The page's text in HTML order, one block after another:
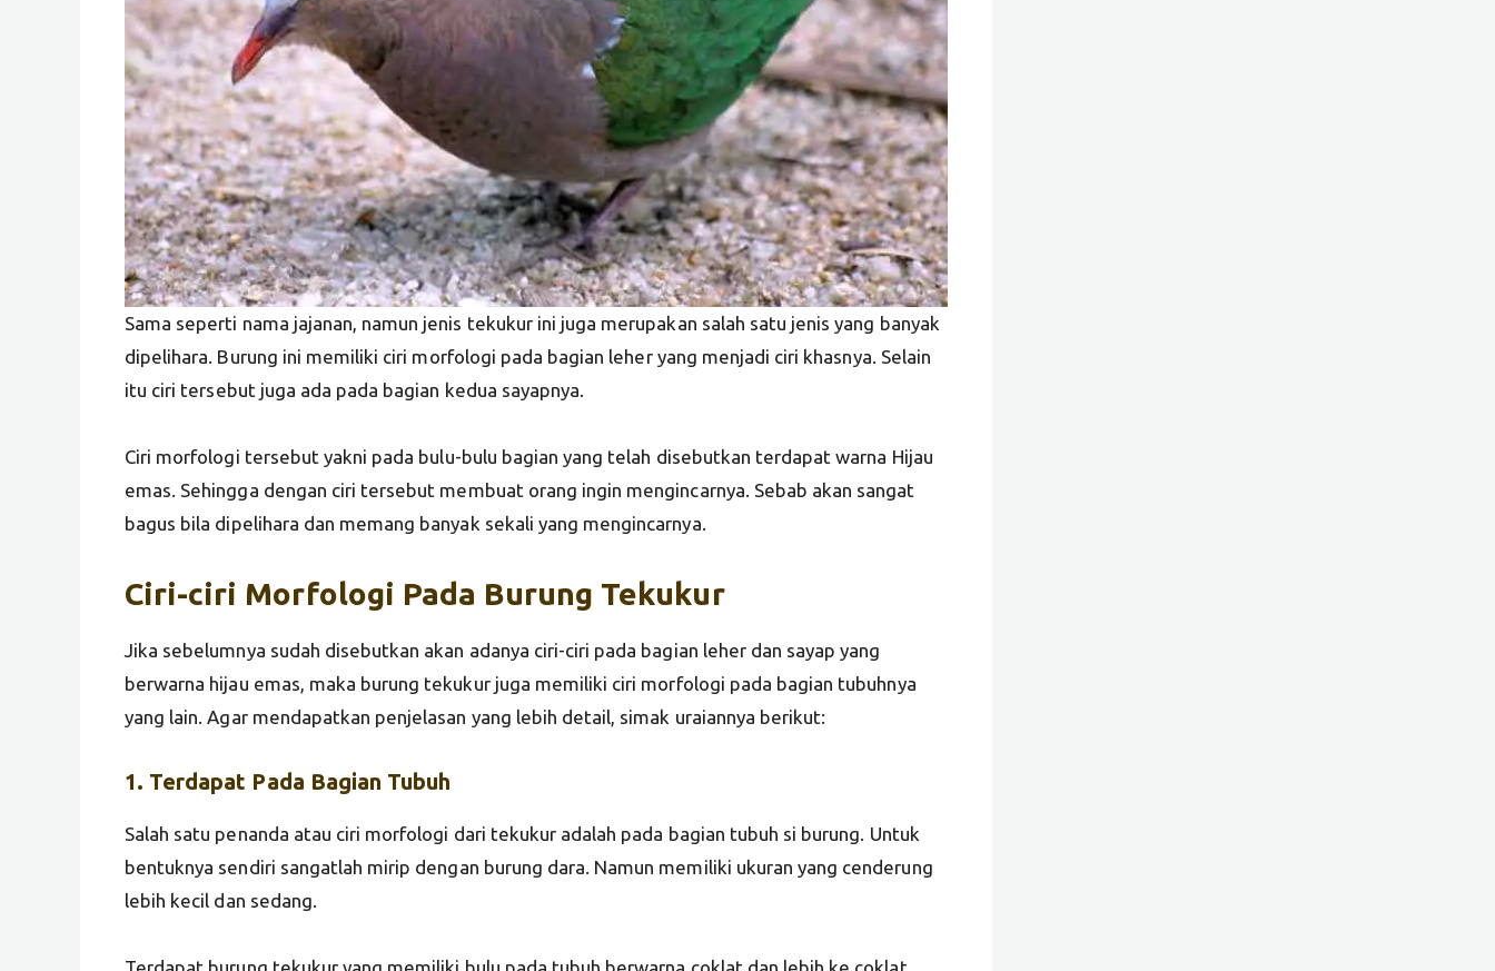
Sama seperti nama jajanan, namun jenis tekukur ini juga merupakan salah satu jenis yang banyak
dipelihara. Burung ini memiliki ciri morfologi pada bagian leher yang menjadi ciri khasnya. Selain
itu ciri tersebut juga ada pada bagian kedua sayapnya.
Ciri morfologi tersebut yakni pada bulu-bulu bagian yang telah disebutkan terdapat warna Hijau
emas. Sehingga dengan ciri tersebut membuat orang ingin mengincarnya. Sebab akan sangat
bagus bila dipelihara dan memang banyak sekali yang mengincarnya.
Ciri-ciri Morfologi Pada Burung Tekukur
Jika sebelumnya sudah disebutkan akan adanya ciri-ciri pada bagian leher dan sayap yang
berwarna hijau emas, maka burung tekukur juga memiliki ciri morfologi pada bagian tubuhnya
yang lain. Agar mendapatkan penjelasan yang lebih detail, simak uraiannya berikut:
1. Terdapat Pada Bagian Tubuh
Salah satu penanda atau ciri morfologi dari tekukur adalah pada bagian tubuh si burung. Untuk
bentuknya sendiri sangatlah mirip dengan burung dara. Namun memiliki ukuran yang cenderung
lebih kecil dan sedang.